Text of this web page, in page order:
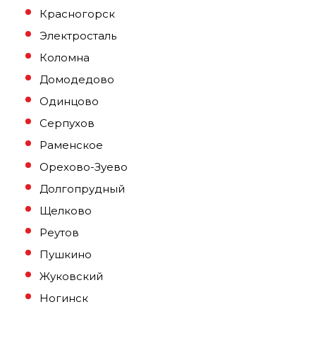
Красногорск
Электросталь
Коломна
Домодедово
Одинцово
Серпухов
Раменское
Орехово-Зуево
Долгопрудный
Щелково
Реутов
Пушкино
Жуковский
Ногинск